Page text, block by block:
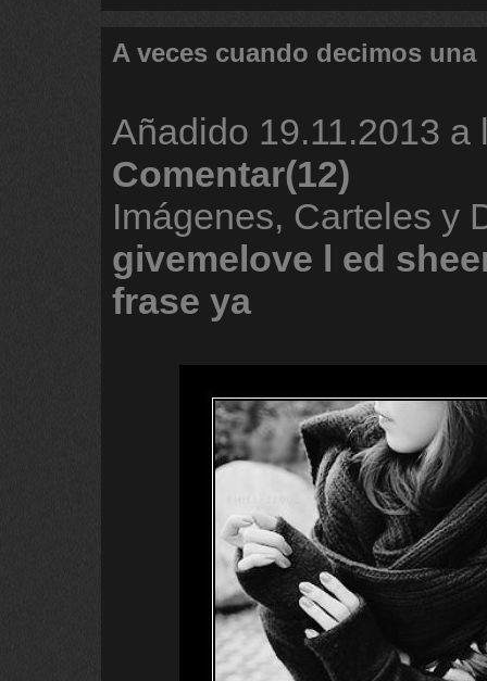
A veces cuando decimos una
Añadido 19.11.2013 a
Comentar(12)
Imágenes, Carteles y
givemelove l ed
frase ya